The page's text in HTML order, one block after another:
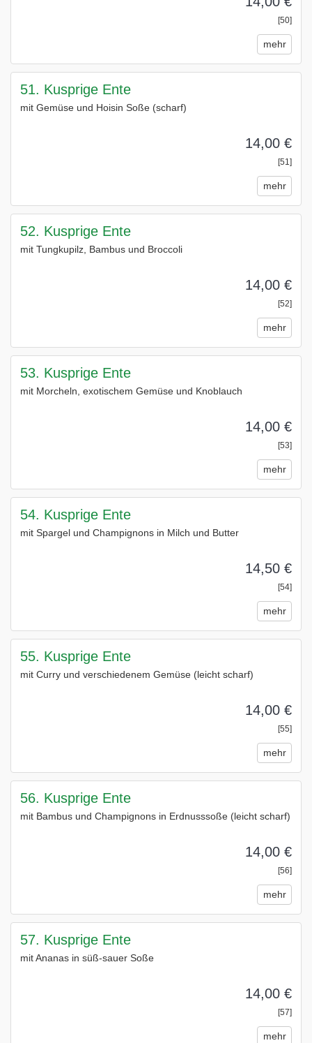
[50]
mehr
51. Kusprige Ente
mit Gemüse und Hoisin Soße (scharf)
14,00 €
[51]
mehr
52. Kusprige Ente
mit Tungkupilz, Bambus und Broccoli
14,00 €
[52]
mehr
53. Kusprige Ente
mit Morcheln, exotischem Gemüse und Knoblauch
14,00 €
[53]
mehr
54. Kusprige Ente
mit Spargel und Champignons in Milch und Butter
14,50 €
[54]
mehr
55. Kusprige Ente
mit Curry und verschiedenem Gemüse (leicht scharf)
14,00 €
[55]
mehr
56. Kusprige Ente
mit Bambus und Champignons in Erdnusssoße (leicht scharf)
14,00 €
[56]
mehr
57. Kusprige Ente
mit Ananas in süß-sauer Soße
14,00 €
[57]
mehr